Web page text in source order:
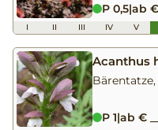
P 0,5|ab €
I II III IV V
Acanthus
P 1|ab €